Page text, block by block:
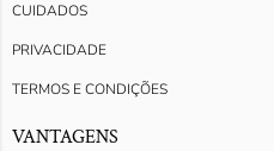
CUIDADOS
PRIVACIDADE
TERMOS E CONDIÇÕES
VANTAGENS